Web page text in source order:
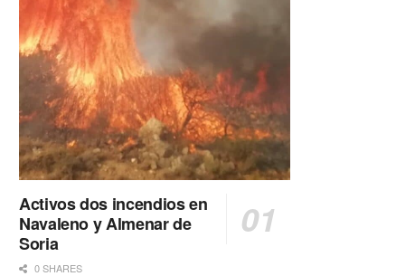
Activos dos incendios en
Navaleno y Almenar de
Soria
0 SHARES